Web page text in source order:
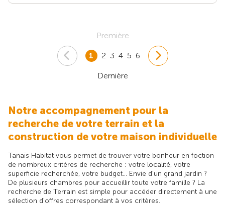
Première
1 2 3 4 5 6
Dernière
Notre accompagnement pour la
recherche de votre terrain et la
construction de votre maison individuelle
Tanaïs Habitat vous permet de trouver votre bonheur en foction
de nombreux critères de recherche : votre localité, votre
superficie recherchée, votre budget... Envie d'un grand jardin ?
De plusieurs chambres pour accueillir toute votre famille ? La
recherche de Terrain est simple pour accéder directement à une
sélection d'offres correspondant à vos critères.